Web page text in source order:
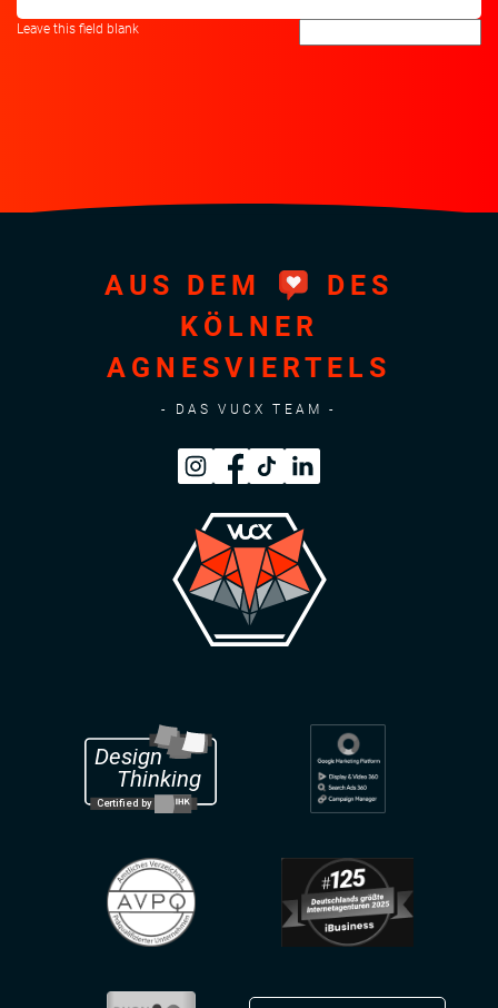
Leave this field blank
AUS DEM
DES
KÖLNER
AGNESVIERTELS
- DAS VUCX TEAM -